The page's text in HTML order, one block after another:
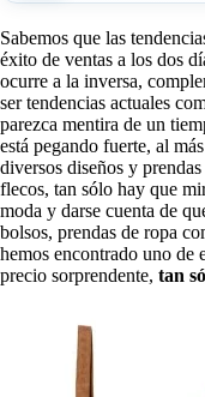
Sabemos que las
éxito de ventas a los dos
ocurre a la inversa,
ser tendencias actuales
parezca mentira de un
está pegando fuerte, al
diversos diseños y
flecos, tan sólo hay que
moda y darse cuenta de
bolsos, prendas de ropa
hemos encontrado uno de
precio sorprendente, tan